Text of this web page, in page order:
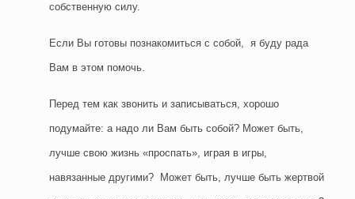
собственную силу.
Если Вы готовы познакомиться с собой, я буду рада
Вам в этом помочь.
Перед тем как звонить и записываться, хорошо
подумайте: а надо ли Вам быть собой? Может быть,
лучше свою жизнь «проспать», играя в игры,
навязанные другими? Может быть, лучше быть жертвой